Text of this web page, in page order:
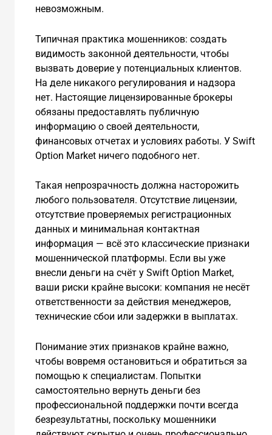
невозможным.
Типичная практика мошенников: создать
видимость законной деятельности, чтобы
вызвать доверие у потенциальных клиентов.
На деле никакого регулирования и надзора
нет. Настоящие лицензированные брокеры
обязаны предоставлять публичную
информацию о своей деятельности,
финансовых отчетах и условиях работы. У Swift
Option Market ничего подобного нет.
Такая непрозрачность должна насторожить
любого пользователя. Отсутствие лицензии,
отсутствие проверяемых регистрационных
данных и минимальная контактная
информация — всё это классические признаки
мошеннической платформы. Если вы уже
внесли деньги на счёт у Swift Option Market,
ваши риски крайне высоки: компания не несёт
ответственности за действия менеджеров,
технические сбои или задержки в выплатах.
Понимание этих признаков крайне важно,
чтобы вовремя остановиться и обратиться за
помощью к специалистам. Попытки
самостоятельно вернуть деньги без
профессиональной поддержки почти всегда
безрезультатны, поскольку мошенники